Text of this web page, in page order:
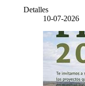
Detalles
10-07-2026